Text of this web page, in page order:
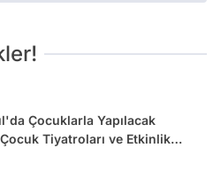
Çocuklarla Yapılacak
Tiyatroları ve Etkinlik